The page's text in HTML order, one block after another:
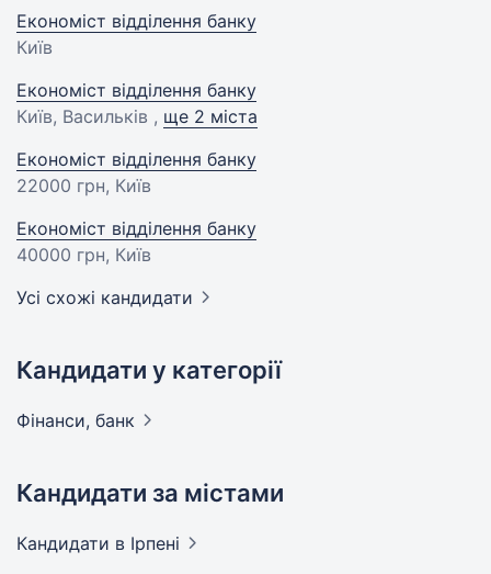
Економіст відділення банку
Київ
Економіст відділення банку
Київ, Васильків , ще 2 міста
Економіст відділення банку
22000 грн, Київ
Економіст відділення банку
40000 грн, Київ
Усі схожі кандидати
Кандидати у категорії
Фінанси, банк
Кандидати за містами
Кандидати в Ірпені